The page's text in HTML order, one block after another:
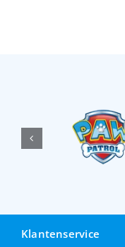
Klantenservice